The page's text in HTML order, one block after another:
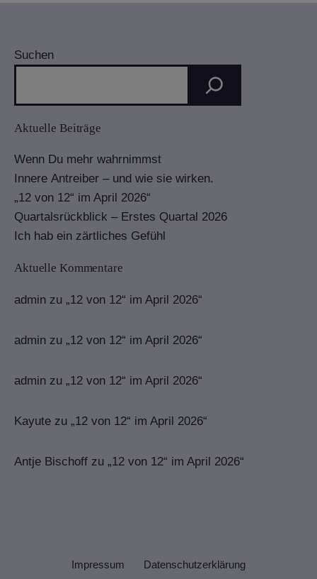
Suchen
Aktuelle Beiträge
Wenn Du mehr wahrnimmst
Innere Antreiber – und wie sie wirken.
„12 von 12“ im April 2026“
Quartalsrückblick – Erstes Quartal 2026
Ich hab ein zärtliches Gefühl
Aktuelle Kommentare
admin zu „12 von 12“ im April 2026“
admin zu „12 von 12“ im April 2026“
admin zu „12 von 12“ im April 2026“
Kayute zu „12 von 12“ im April 2026“
Antje Bischoff zu „12 von 12“ im April 2026“
Impressum Datenschutzerklärung